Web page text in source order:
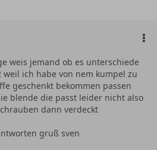
weis jemand ob es unterschiede
ich habe von nem kumpel zu
geschenkt bekommen passen
blende die passt leider nicht also
dann verdeckt
gruß sven